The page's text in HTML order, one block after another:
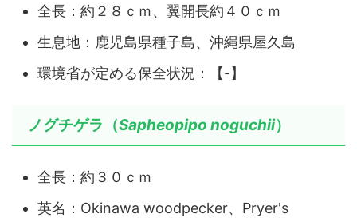
全長：約２８ｃｍ、翼開長約４０ｃｍ
生息地：鹿児島県種子島、沖縄県屋久島
環境省が定める保全状況：【-】
ノグチゲラ（Sapheopipo noguchii）
全長：約３０ｃｍ
英名：Okinawa woodpecker、Pryer's